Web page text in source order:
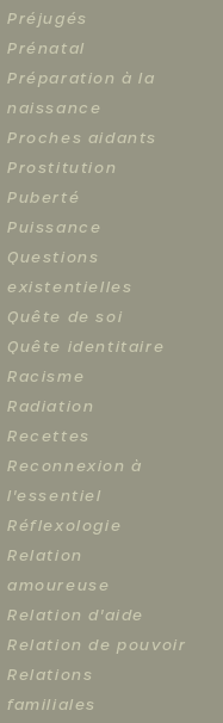
Préjugés
Prénatal
Préparation à la
naissance
Proches aidants
Prostitution
Puberté
Puissance
Questions
existentielles
Quête de soi
Quête identitaire
Racisme
Radiation
Recettes
Reconnexion à
l'essentiel
Réflexologie
Relation
amoureuse
Relation d'aide
Relation de pouvoir
Relations
familiales